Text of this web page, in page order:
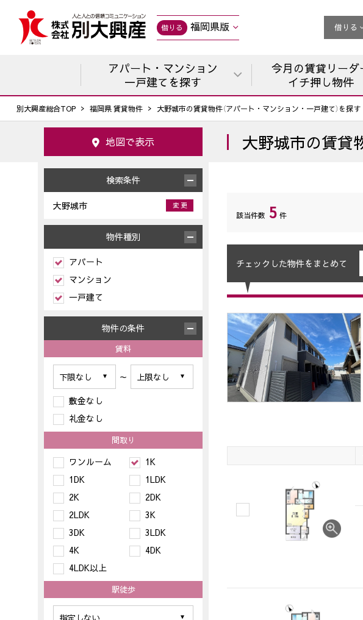
借りる 福岡県版 借りる
アパート・マンション
一戸建てを探す
今月の賃貸リーダ
イチ押し物件
別大興産総合TOP 福岡県 賃貸物件 大野城市の賃貸物件（アパート・マンション・一戸建て）を探す
地図で表示 大野城市の賃貸
検索条件
大野城市 変 更
物件種別
アパート
マンション
一戸建て
物件の条件
賃料
～
敷金なし
礼金なし
間取り
ワンルーム
1K
1DK
1LDK
2K
2DK
2LDK
3K
3DK
3LDK
4K
4DK
4LDK以上
駅徒歩
該当件数 5 件
チェックした物件をまとめて